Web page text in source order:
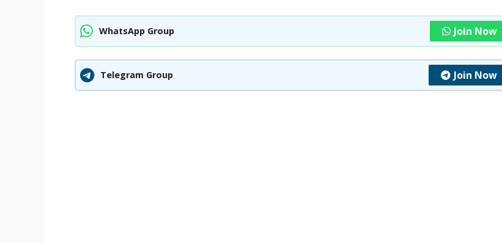
WhatsApp Group Join Now
Telegram Group Join Now